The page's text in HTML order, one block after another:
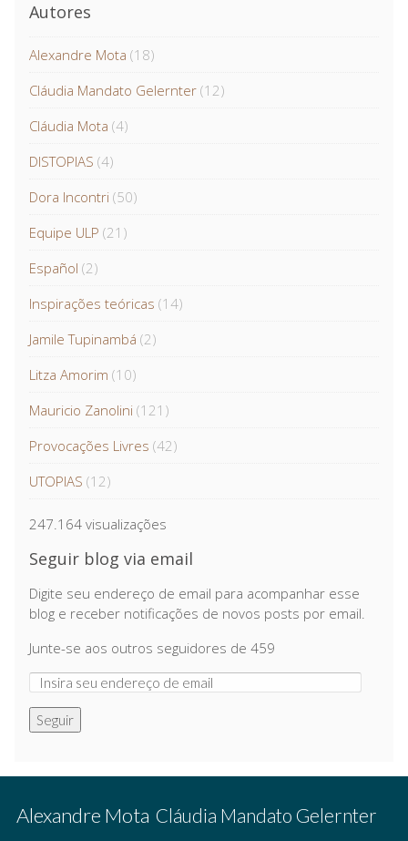
Autores
Alexandre Mota (18)
Cláudia Mandato Gelernter (12)
Cláudia Mota (4)
DISTOPIAS (4)
Dora Incontri (50)
Equipe ULP (21)
Español (2)
Inspirações teóricas (14)
Jamile Tupinambá (2)
Litza Amorim (10)
Mauricio Zanolini (121)
Provocações Livres (42)
UTOPIAS (12)
247.164 visualizações
Seguir blog via email
Digite seu endereço de email para acompanhar esse
blog e receber notificações de novos posts por email.
Junte-se aos outros seguidores de 459
Seguir
Alexandre Mota Cláudia Mandato Gelernter